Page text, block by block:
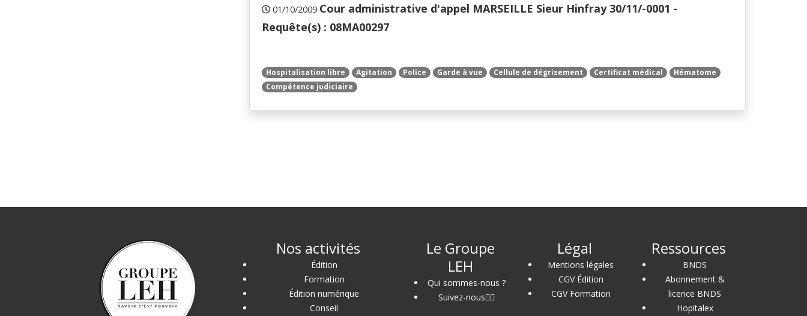
01/10/2009 Cour administrative d'appel MARSEILLE Sieur Hinfray 30/11/-0001 -
Requête(s) : 08MA00297
Hospitalisation libre Agitation Police Garde à vue Cellule de dégrisement Certificat médical
Hématome
Compétence judiciaire
Nos activités
Édition
Formation
Édition numérique
Conseil
Le Groupe
LEH
Qui sommes-nous ?
Suivez-nous
Légal
Mentions légales
CGV Édition
CGV Formation
Ressources
BNDS
Abonnement &
licence BNDS
Hopitalex